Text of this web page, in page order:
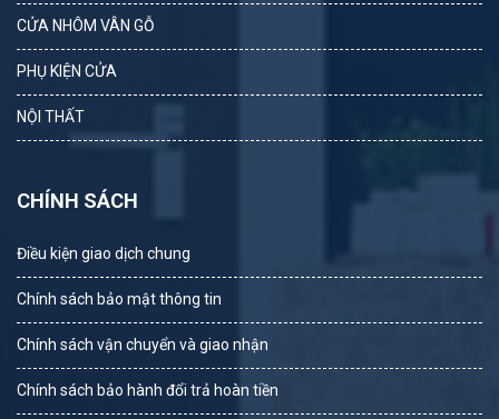
CỬA NHÔM VÂN GỖ
PHỤ KIỆN CỬA
NỘI THẤT
CHÍNH SÁCH
Điều kiện giao dịch chung
Chính sách bảo mật thông tin
Chính sách vận chuyển và giao nhận
Chính sách bảo hành đổi trả hoàn tiền